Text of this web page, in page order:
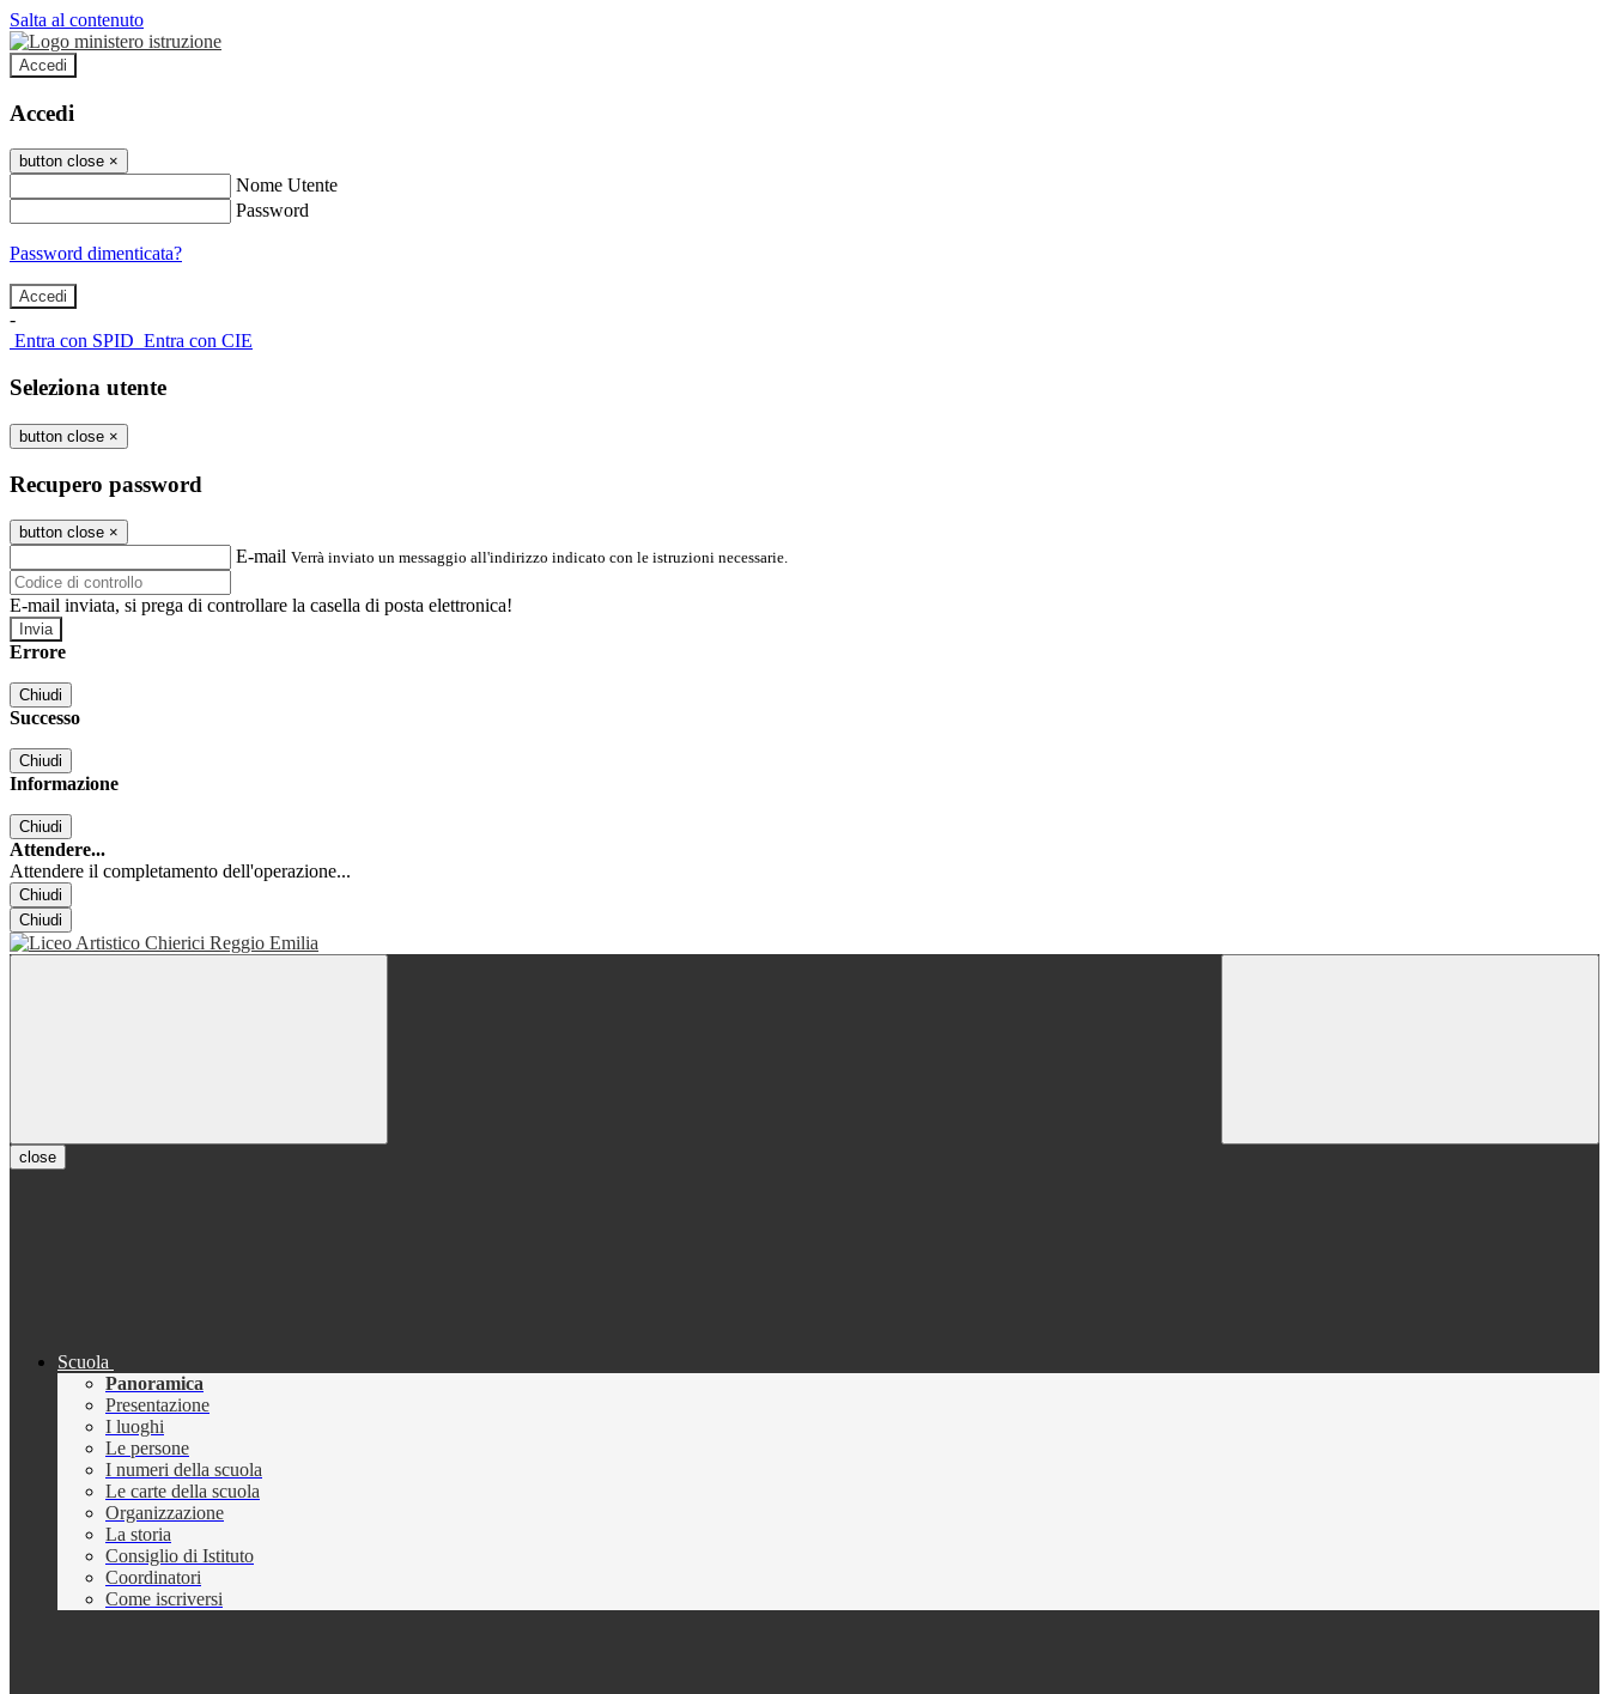
Salta al contenuto
Accedi
Accedi
button close ×
Nome Utente
Password
Password dimenticata?
-
Entra con SPID Entra con CIE
Seleziona utente
button close ×
Recupero password
button close ×
E-mail Verrà inviato un messaggio all'indirizzo indicato con le istruzioni necessarie.
E-mail inviata, si prega di controllare la casella di posta elettronica!
Errore
Chiudi
Successo
Chiudi
Informazione
Chiudi
Attendere...
Attendere il completamento dell'operazione...
Chiudi
Chiudi
close
Scuola
Panoramica
Presentazione
I luoghi
Le persone
I numeri della scuola
Le carte della scuola
Organizzazione
La storia
Consiglio di Istituto
Coordinatori
Come iscriversi